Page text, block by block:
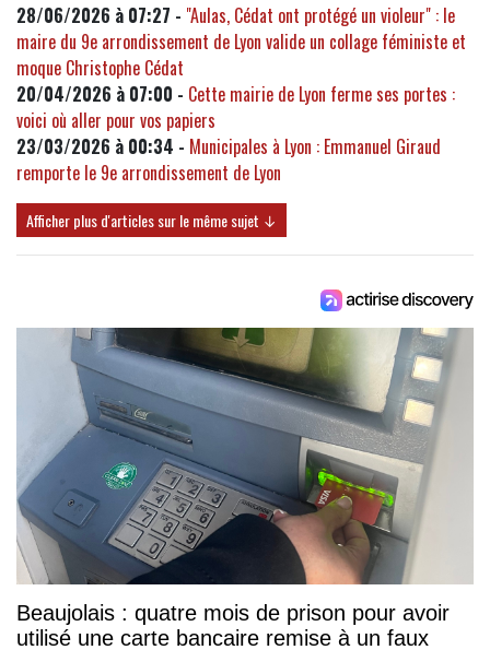
28/06/2026 à 07:27 - "Aulas, Cédat ont protégé un violeur" : le
maire du 9e arrondissement de Lyon valide un collage féministe et
moque Christophe Cédat
20/04/2026 à 07:00 - Cette mairie de Lyon ferme ses portes :
voici où aller pour vos papiers
23/03/2026 à 00:34 - Municipales à Lyon : Emmanuel Giraud
remporte le 9e arrondissement de Lyon
Afficher plus d'articles sur le même sujet ↓
Beaujolais : quatre mois de prison pour avoir
utilisé une carte bancaire remise à un faux